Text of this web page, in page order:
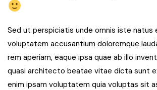
Sed ut perspiciatis unde omnis iste natus
voluptatem accusantium doloremque
rem aperiam, eaque ipsa quae ab illo
quasi architecto beatae vitae dicta sunt
enim ipsam voluptatem quia voluptas sit